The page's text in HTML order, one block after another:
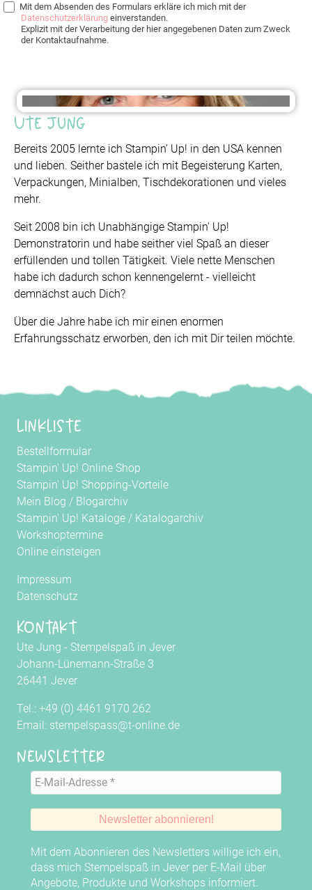
Mit dem Absenden des Formulars erkläre ich mich mit der
Datenschutzerklärung einverstanden.
Explizit mit der Verarbeitung der hier angegebenen Daten zum Zweck
der Kontaktaufnahme.
Ute Jung
Bereits 2005 lernte ich Stampin’ Up! in den USA kennen
und lieben. Seither bastele ich mit Begeisterung Karten,
Verpackungen, Minialben, Tischdekorationen und vieles
mehr.
Seit 2008 bin ich Unabhängige Stampin' Up!
Demonstratorin und habe seither viel Spaß an dieser
erfüllenden und tollen Tätigkeit. Viele nette Menschen
habe ich dadurch schon kennengelernt - vielleicht
demnächst auch Dich?
Über die Jahre habe ich mir einen enormen
Erfahrungsschatz erworben, den ich mit Dir teilen möchte.
Linkliste
Bestellformular
Stampin' Up! Online Shop
Stampin' Up! Shopping-Vorteile
Mein Blog / Blogarchiv
Stampin' Up! Kataloge / Katalogarchiv
Workshoptermine
Online einsteigen
Impressum
Datenschutz
Kontakt
Ute Jung - Stempelspaß in Jever
Johann-Lünemann-Straße 3
26441 Jever
Tel.: +49 (0) 4461 9170 262
Email: stempelspass@t-online.de
Newsletter
Mit dem Abonnieren des Newsletters willige ich ein,
dass mich Stempelspaß in Jever per E-Mail über
Angebote, Produkte und Workshops informiert.